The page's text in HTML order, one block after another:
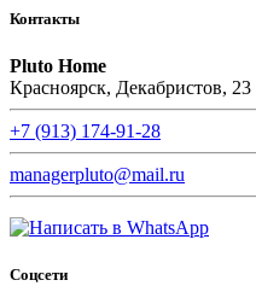
Контакты
Pluto Home
Красноярск, Декабристов, 23
+7 (913) 174-91-28
managerpluto@mail.ru
Соцсети